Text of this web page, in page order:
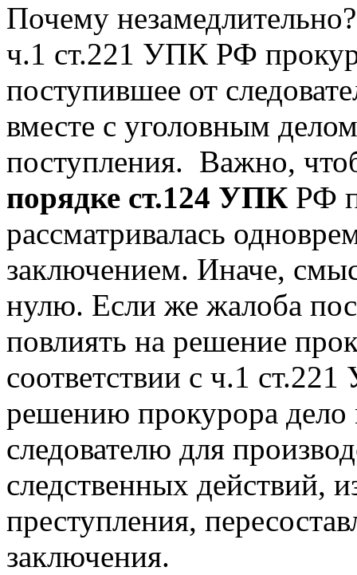
Почему
ч.1 ст.221 УПК РФ
поступившее от
вместе с уголовным
поступления. Важно,
порядке ст.124 УПК РФ
рассматривалась
заключением. Иначе,
нулю. Если же жалоба
повлиять на решение
соответствии с ч.1
решению прокурора
следователю для
следственных действий,
преступления,
заключения.